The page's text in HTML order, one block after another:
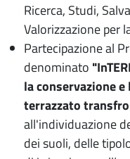
Ricerca, Studi,
Valorizzazione per
Partecipazione al
denominato
la conservazione
terrazzato
all'individuazione
dei suoli, delle